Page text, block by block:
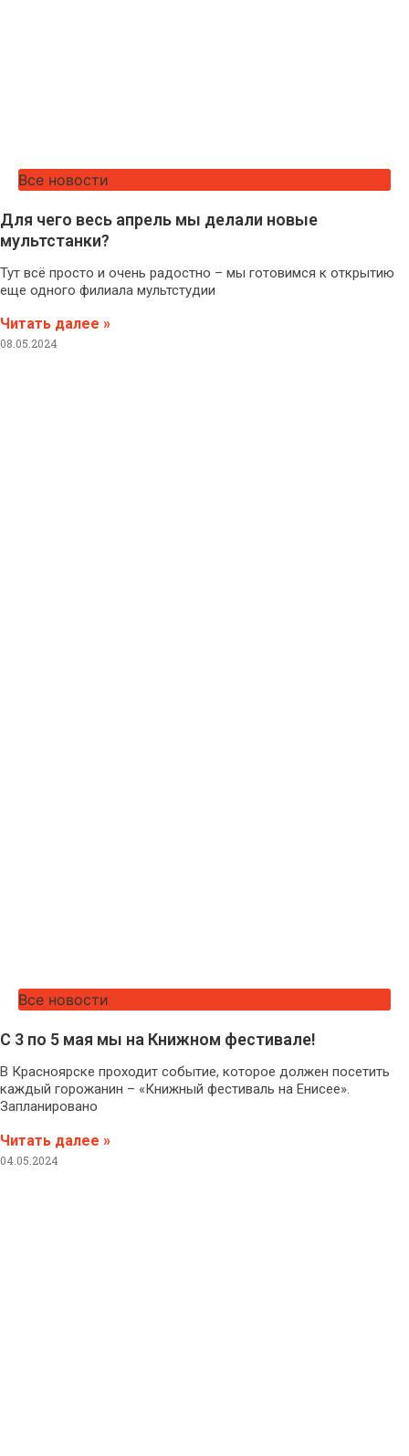
Все новости
Для чего весь апрель мы делали новые
мультстанки?
Тут всё просто и очень радостно – мы готовимся к открытию
еще одного филиала мультстудии
Читать далее »
08.05.2024
Все новости
С 3 по 5 мая мы на Книжном фестивале!
В Красноярске проходит событие, которое должен посетить
каждый горожанин – «Книжный фестиваль на Енисее».
Запланировано
Читать далее »
04.05.2024